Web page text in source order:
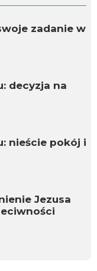
zadanie w
decyzja na
nieście pokój i
Jezusa